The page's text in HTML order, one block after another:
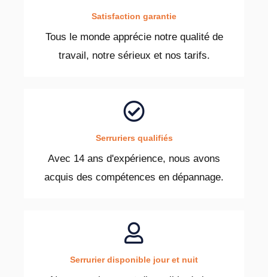
Satisfaction garantie
Tous le monde apprécie notre qualité de
travail, notre sérieux et nos tarifs.
Serruriers qualifiés
Avec 14 ans d'expérience, nous avons
acquis des compétences en dépannage.
Serrurier disponible jour et nuit